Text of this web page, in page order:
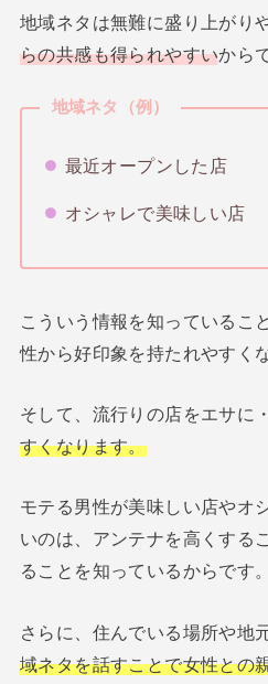
地域ネタは無難に盛り上がり
らの共感も得られやすいから
地域ネタ（例）
最近オープンした店
オシャレで美味しい店
こういう情報を知っているこ
性から好印象を持たれやすく
そして、流行りの店をエサに
すくなります。
モテる男性が美味しい店やオ
いのは、アンテナを高くする
ることを知っているからです。
さらに、住んでいる場所や地
域ネタを話すことで女性との